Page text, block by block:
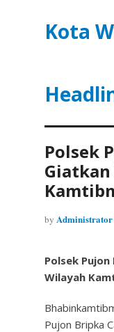
Kota
Polsek
by Administrator
Polsek
Wilayah
Pujon Bripka